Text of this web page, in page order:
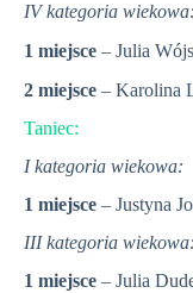
IV kategoria wiekowa:
1 miejsce – Julia
2 miejsce – Karolina
Taniec:
I kategoria wiekowa:
1 miejsce – Justyna
III kategoria wiekowa:
1 miejsce – Julia